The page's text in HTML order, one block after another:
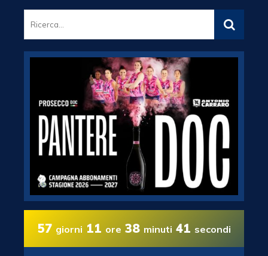
57 giorni 11 ore 38 minuti 41 secondi